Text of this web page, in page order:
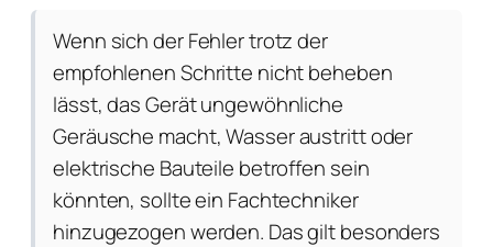
Wenn sich der Fehler trotz der
empfohlenen Schritte nicht beheben
lässt, das Gerät ungewöhnliche
Geräusche macht, Wasser austritt oder
elektrische Bauteile betroffen sein
könnten, sollte ein Fachtechniker
hinzugezogen werden. Das gilt besonders